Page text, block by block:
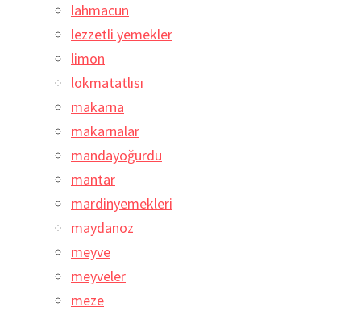
lahmacun
lezzetli yemekler
limon
lokmatatlısı
makarna
makarnalar
mandayoğurdu
mantar
mardinyemekleri
maydanoz
meyve
meyveler
meze